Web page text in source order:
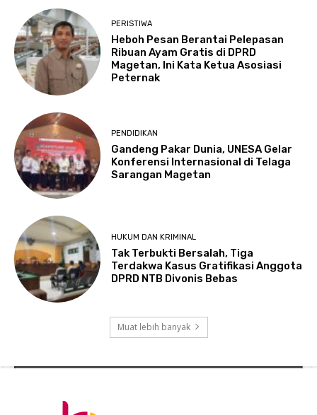
PERISTIWA
Heboh Pesan Berantai Pelepasan
Ribuan Ayam Gratis di DPRD
Magetan, Ini Kata Ketua Asosiasi
Peternak
PENDIDIKAN
Gandeng Pakar Dunia, UNESA Gelar
Konferensi Internasional di Telaga
Sarangan Magetan
HUKUM DAN KRIMINAL
Tak Terbukti Bersalah, Tiga
Terdakwa Kasus Gratifikasi Anggota
DPRD NTB Divonis Bebas
Muat lebih banyak